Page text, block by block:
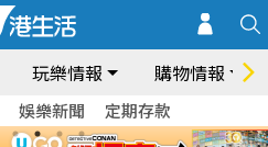
玩樂情報 購物情報
娛樂新聞 定期存款